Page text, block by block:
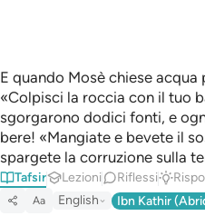
E quando Mosè chiese
«Colpisci la roccia con il tuo
sgorgarono dodici fonti, e
bere! «Mangiate e bevete il
spargete la corruzione sulla
Tafsir Lezioni Riflessi
Aa English Ibn Kathir